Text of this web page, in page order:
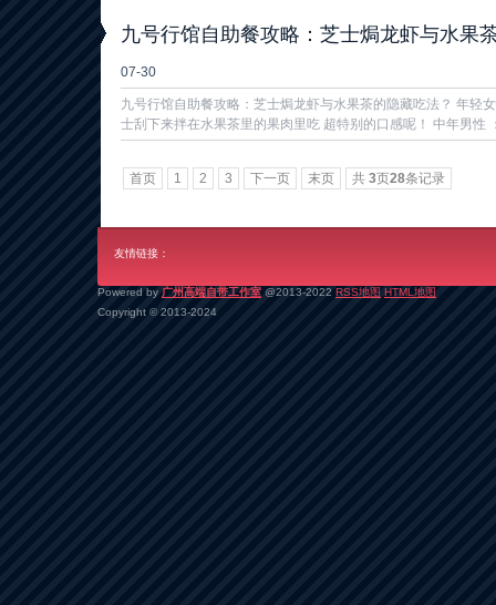
九号行馆自助餐攻略：芝士焗龙虾与水果
07-30
九号行馆自助餐攻略：芝士焗龙虾与水果茶的隐藏吃法？ 年轻
士刮下来拌在水果茶里的果肉里吃 超特别的口感呢！ 中年男性
首页 1 2 3 下一页 末页 共 3页28条记录
友情链接：
Powered by 广州高端自带工作室 @2013-2022 RSS地图 HTML地图
Copyright © 2013-2024